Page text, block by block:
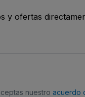
y ofertas
nuestro acuerdo